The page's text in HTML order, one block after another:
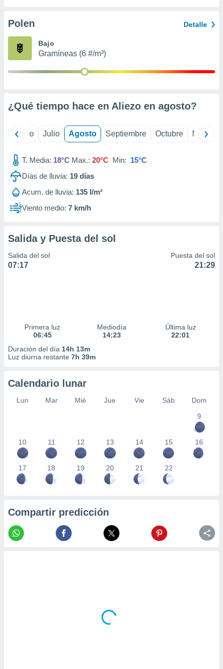
e
mediante
de
Polen Detalle
Bajo
Gramíneas (6 #/m³)
¿Qué tiempo hace en Aliezo en agosto?
Junio Julio Agosto Septiembre Octubre
T. Media: 18°C Max.: 20°C Min: 15°C
Días de lluvia: 19 días
Acum. de lluvia: 135 l/m²
Viento medio: 7 km/h
Salida y Puesta del sol
Salida del sol
07:17
Puesta del sol
21:29
Primera luz
06:45
Mediodía
14:23
Última luz
22:01
Duración del día 14h 13m
Luz diurna restante 7h 39m
Calendario lunar
Lun Mar Mié Jue Vie Sáb
Dom
9
10 11 12 13 14 15 16
17 18 19 20 21 22
Compartir predicción